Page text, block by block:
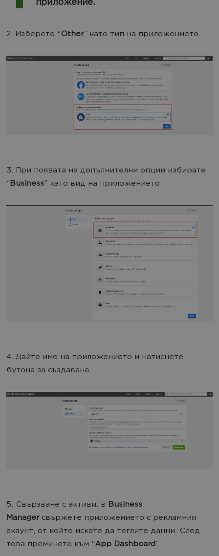
приложение.
2. Изберете “Other” като тип на приложението.
3. При появата на допълнителни опции избирате
“Business” като вид на приложението.
4. Дайте име на приложението и натиснете
бутона за създаване.
5. Свързване с активи: в Business
Managerсвържете приложението с рекламния
акаунт, от който искате да теглите данни. След
това преминете към “App Dashboard”.